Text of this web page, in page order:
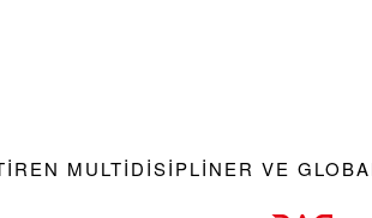
MULTIDISIPLINER VE